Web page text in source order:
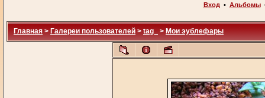
Вход • Альбомы
Главная > Галереи пользователей > tag_ > Мои эублефары